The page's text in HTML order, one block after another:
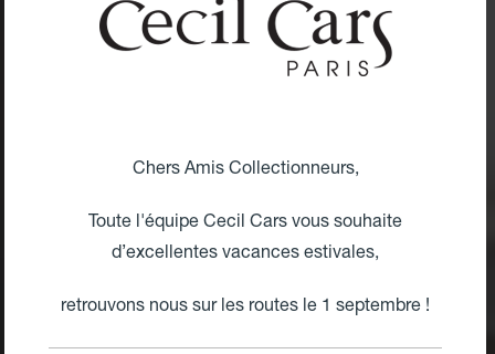
Une Maîtrise Totale, Zéro Sous-
Traitance
Restauration & Maintenance :Remise en état
Chers Amis Collectionneurs,
Toute l'équipe Cecil Cars vous souhaite
d’excellentes vacances estivales,
retrouvons nous sur les routes le 1 septembre !